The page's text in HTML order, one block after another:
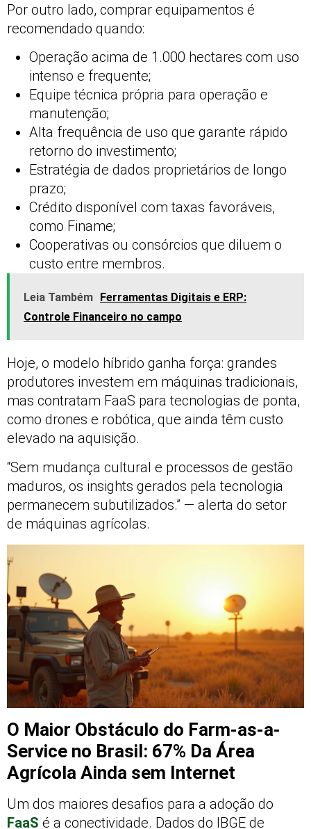
Por outro lado, comprar equipamentos é
recomendado quando:
Operação acima de 1.000 hectares com uso
intenso e frequente;
Equipe técnica própria para operação e
manutenção;
Alta frequência de uso que garante rápido
retorno do investimento;
Estratégia de dados proprietários de longo
prazo;
Crédito disponível com taxas favoráveis,
como Finame;
Cooperativas ou consórcios que diluem o
custo entre membros.
Leia Também
Ferramentas Digitais e ERP:
Controle Financeiro no campo
Hoje, o modelo híbrido ganha força: grandes
produtores investem em máquinas tradicionais,
mas contratam FaaS para tecnologias de ponta,
como drones e robótica, que ainda têm custo
elevado na aquisição.
“Sem mudança cultural e processos de gestão
maduros, os insights gerados pela tecnologia
permanecem subutilizados.” — alerta do setor
de máquinas agrícolas.
O Maior Obstáculo do Farm-as-a-
Service no Brasil: 67% Da Área
Agrícola Ainda sem Internet
Um dos maiores desafios para a adoção do
FaaS é a conectividade. Dados do IBGE de